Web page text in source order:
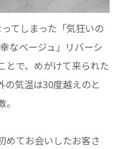
てしまった「気狂いの
なベージュ」リバーシ
とで、めがけて来られた
の気温は30度越えのと
めてお会いしたお客さ